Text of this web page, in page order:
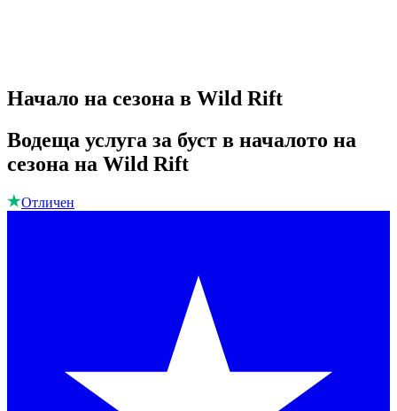
Начало на сезона в Wild Rift
Водеща услуга за буст в началото на
сезона на Wild Rift
Отличен